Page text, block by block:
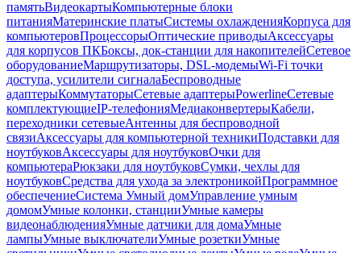
памятьВидеокартыКомпьютерные блоки
питанияМатеринские платыСистемы охлажденияКорпуса для
компьютеровПроцессорыОптические приводыАксессуары
для корпусов ПКБоксы, док-станции для накопителейСетевое
оборудованиеМаршрутизаторы, DSL-модемыWi-Fi точки
доступа, усилители сигналаБеспроводные
адаптерыКоммутаторыСетевые адаптерыPowerlineСетевые
комплектующиеIP-телефонияМедиаконвертерыКабели,
переходники сетевыеАнтенны для беспроводной
связиАксессуары для компьютерной техникиПодставки для
ноутбуковАксессуары для ноутбуковОчки для
компьютераРюкзаки для ноутбуковСумки, чехлы для
ноутбуковСредства для ухода за электроникойПрограммное
обеспечениеСистема Умный домУправление умным
домомУмные колонки, станцииУмные камеры
видеонаблюденияУмные датчики для домаУмные
лампыУмные выключателиУмные розеткиУмные